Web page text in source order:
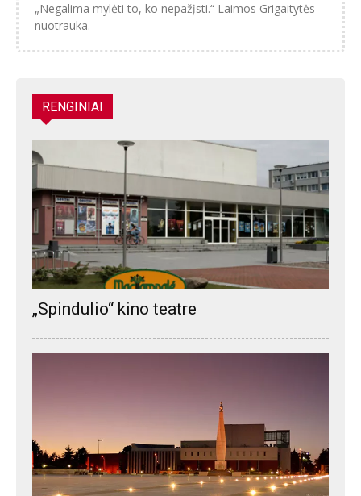
„Negalima mylėti to, ko nepažįsti.“ Laimos Grigaitytės
nuotrauka.
RENGINIAI
„Spindulio“ kino teatre